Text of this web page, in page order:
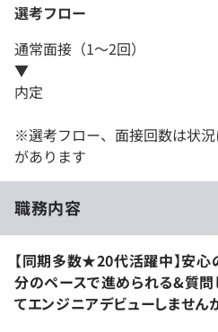
選考フロー
通常面接（1～2回）
▼
内定
※選考フロー、面接回数は状
があります
職務内容
【同期多数★20代活躍中】安心
分のペースで進められる&質
てエンジニアデビューしません